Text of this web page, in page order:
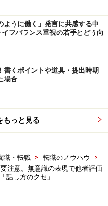
手を克服した経験を教え
みで話したコミュニケー
「先ほども言いましたよ
ーション力にあるのです
ョンは苦手でした。しか
長年してきたことで、自
できました」などと答え
まく話がつながり、面接官
り」と面接を受けている
を繰り返すのか」「理解
ように働く」発言に共感する中
フバランス重視の若手とどう向
書くポイントや道具・提出時期
場合
もっと見る
職・転職 > 転職のノウハウ
>
注意。無意識の表現で他者評価
話し方のクセ」